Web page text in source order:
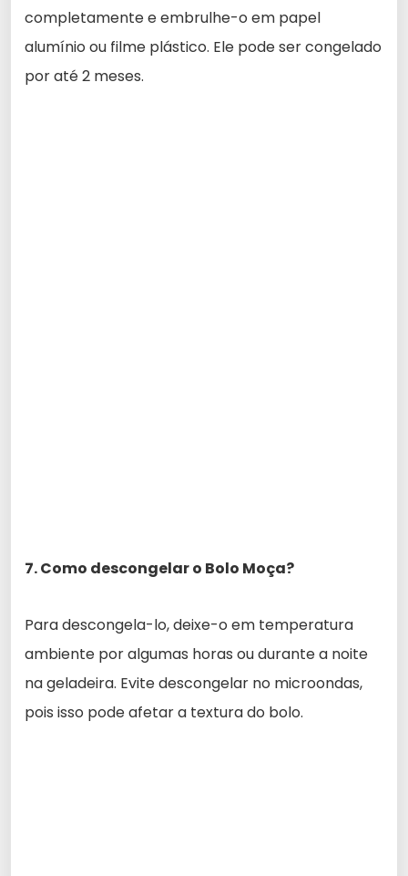
completamente e embrulhe-o em papel
alumínio ou filme plástico. Ele pode ser congelado
por até 2 meses.
7. Como descongelar o Bolo Moça?
Para descongela-lo, deixe-o em temperatura
ambiente por algumas horas ou durante a noite
na geladeira. Evite descongelar no microondas,
pois isso pode afetar a textura do bolo.